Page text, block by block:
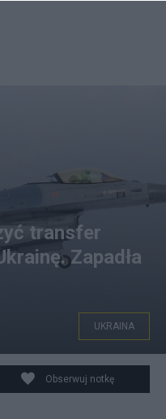
transfer
Zapadła
UKRAINA
Obserwuj notkę